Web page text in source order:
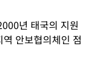
년 태국의 지원
안보협의체인 점